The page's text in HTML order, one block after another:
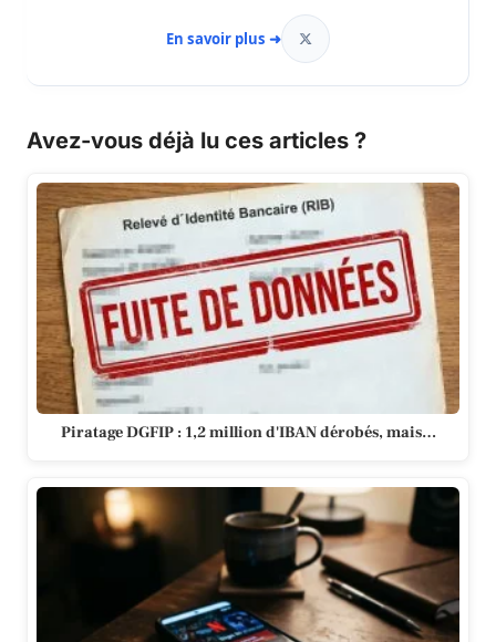
En savoir plus ➜
Avez-vous déjà lu ces articles ?
Piratage DGFIP : 1,2 million d'IBAN dérobés, mais…